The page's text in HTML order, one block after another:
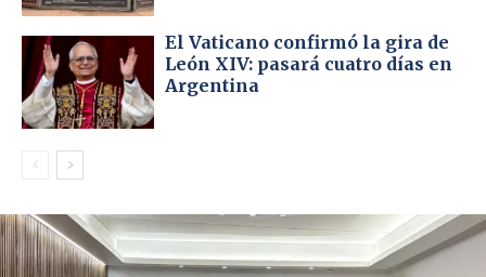
El Vaticano confirmó la gira de
León XIV: pasará cuatro días en
Argentina